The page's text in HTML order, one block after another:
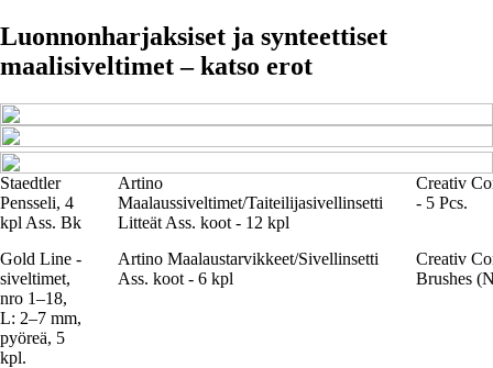
Luonnonharjaksiset ja synteettiset
maalisiveltimet – katso erot
Staedtler
Pensseli, 4
kpl Ass. Bk
Artino
Maalaussiveltimet/Taiteilijasivellinsetti
Litteät Ass. koot - 12 kpl
Creativ
- 5 Pcs.
Gold Line -
siveltimet,
nro 1–18,
L: 2–7 mm,
pyöreä, 5
kpl.
Artino Maalaustarvikkeet/Sivellinsetti
Ass. koot - 6 kpl
Creativ
Brushes